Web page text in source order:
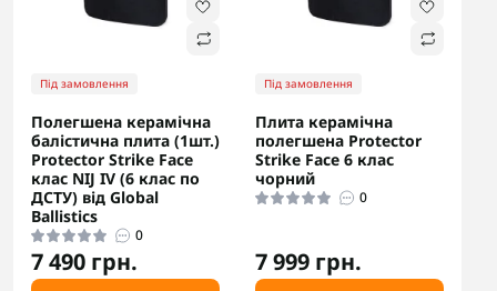
Під замовлення
Полегшена керамічна
балістична плита (1шт.)
Protector Strike Face
клас NIJ IV (6 клас по
ДСТУ) від Global
Ballistics
0
7 490 грн.
Під замовлення
Плита керамічна
полегшена Protector
Strike Face 6 клас
чорний
0
7 999 грн.